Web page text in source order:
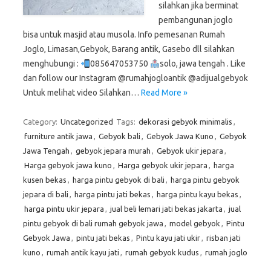
silahkan jika berminat
pembangunan joglo
bisa untuk masjid atau musola. Info pemesanan Rumah
Joglo, Limasan,Gebyok, Barang antik, Gasebo dll silahkan
menghubungi :
085647053750
solo, jawa tengah . Like
dan follow our Instagram @rumahjogloantik @adijualgebyok
Untuk melihat video Silahkan… Read More »
Category: Uncategorized Tags: dekorasi gebyok minimalis ,
furniture antik jawa , Gebyok bali , Gebyok Jawa Kuno , Gebyok
Jawa Tengah , gebyok jepara murah , Gebyok ukir jepara ,
Harga gebyok jawa kuno , Harga gebyok ukir jepara , harga
kusen bekas , harga pintu gebyok di bali , harga pintu gebyok
jepara di bali , harga pintu jati bekas , harga pintu kayu bekas ,
harga pintu ukir jepara , jual beli lemari jati bekas jakarta , jual
pintu gebyok di bali rumah gebyok jawa , model gebyok , Pintu
Gebyok Jawa , pintu jati bekas , Pintu kayu jati ukir, risban jati
kuno , rumah antik kayu jati , rumah gebyok kudus , rumah joglo